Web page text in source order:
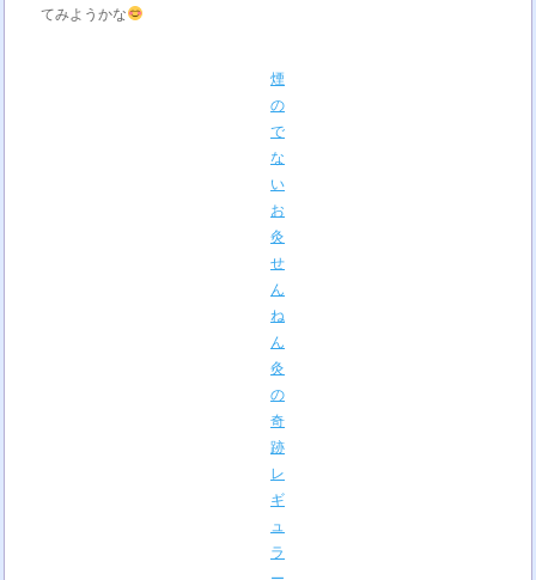
てみようかな
煙
の
で
な
い
お
灸
せ
ん
ね
ん
灸
の
奇
跡
レ
ギ
ュ
ラ